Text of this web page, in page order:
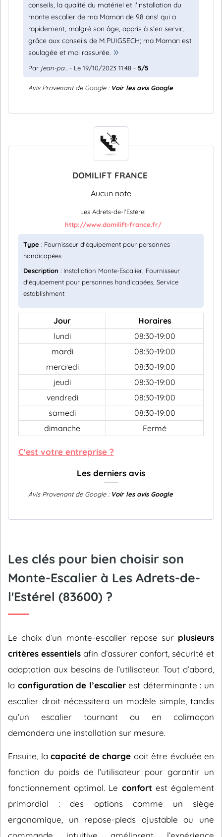
conseils, la qualité du matériel et l'installation du
monte escalier de ma Maman de 98 ans! qui a
rapidement, malgré son âge, appris à s'en servir,
grâce aux conseils de M.PUIGSECH; ma Maman est
soulagée et moi rassurée.
Par jean-pa... - Le 19/10/2023 11:48 - 5/5
Avis Provenant de Google : Voir les avis Google
DOMILIFT FRANCE
Aucun note
Les Adrets-de-l'Estérel
http://www.domilift-france.fr/
Type : Fournisseur d'équipement pour personnes
handicapées
Description : Installation Monte-Escalier, Fournisseur
d'équipement pour personnes handicapées, Service
establishment
Jour
Horaires
lundi
08:30-19:00
mardi
08:30-19:00
mercredi
08:30-19:00
jeudi
08:30-19:00
vendredi
08:30-19:00
samedi
08:30-19:00
dimanche
Fermé
C'est votre entreprise ?
Les derniers avis
Avis Provenant de Google : Voir les avis Google
Les clés pour bien choisir son
Monte-Escalier à Les Adrets-de-
l'Estérel (83600) ?
Le choix d’un monte-escalier repose sur plusieurs
critères essentiels afin d’assurer confort, sécurité et
adaptation aux besoins de l’utilisateur. Tout d’abord,
la configuration de l’escalierest déterminante : un
escalier droit nécessitera un modèle simple, tandis
qu’un escalier tournant ou en colimaçon
demandera une installation sur mesure.
Ensuite, la capacité de charge doit être évaluée en
fonction du poids de l’utilisateur pour garantir un
fonctionnement optimal. Le confort est également
primordial : des options comme un siège
ergonomique, un repose-pieds ajustable ou une